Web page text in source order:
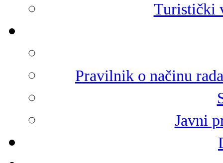
Turistički
Pravilnik o načinu
Javni